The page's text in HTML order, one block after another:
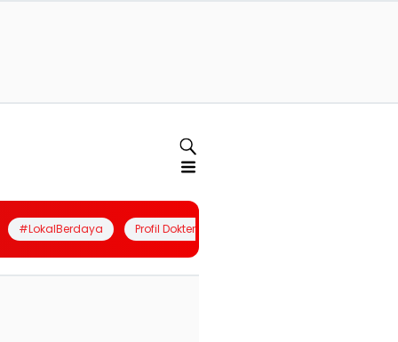
#LokalBerdaya Profil Dokter